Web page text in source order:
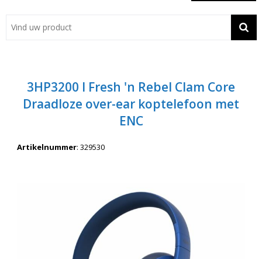
Contact
Wil je snel een advies? Bel nu 053-7920045 of 06-55731304
3HP3200 I Fresh 'n Rebel Clam Core
Draadloze over-ear koptelefoon met
ENC
Artikelnummer: 329530